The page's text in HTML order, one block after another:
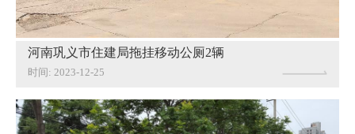
河南巩义市住建局拖挂移动公厕2辆
时间: 2023-12-25